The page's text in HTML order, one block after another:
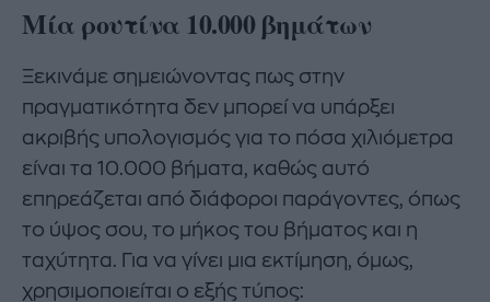
Μία ρουτίνα 10.000 βημάτων
Ξεκινάμε σημειώνοντας πως στην
πραγματικότητα δεν μπορεί να υπάρξει
ακριβής υπολογισμός για το πόσα χιλιόμετρα
είναι τα 10.000 βήματα, καθώς αυτό
επηρεάζεται από διάφοροι παράγοντες, όπως
το ύψος σου, το μήκος του βήματος και η
ταχύτητα. Για να γίνει μια εκτίμηση, όμως,
χρησιμοποιείται ο εξής τύπος: